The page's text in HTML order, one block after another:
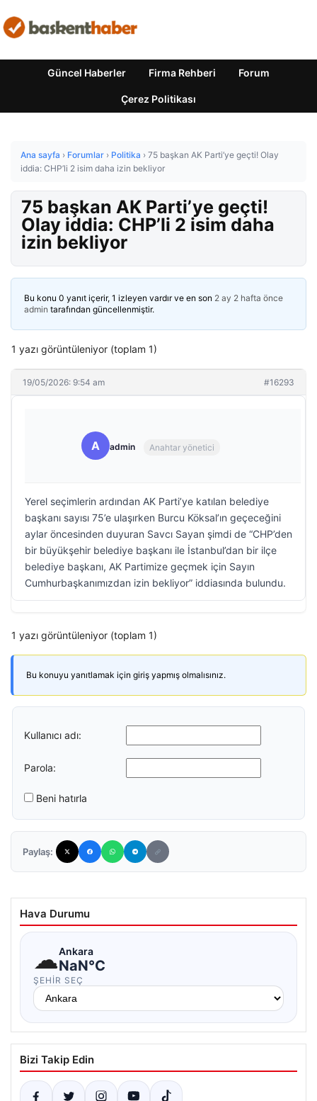
Güncel Haberler Firma Rehberi Forum
Çerez Politikası
Ana sayfa › Forumlar › Politika › 75 başkan AK Parti’ye geçti! Olay
iddia: CHP’li 2 isim daha izin bekliyor
75 başkan AK Parti’ye geçti!
Olay iddia: CHP’li 2 isim daha
izin bekliyor
Bu konu 0 yanıt içerir, 1 izleyen vardır ve en son 2 ay 2 hafta önce
admin tarafından güncellenmiştir.
1 yazı görüntüleniyor (toplam 1)
19/05/2026: 9:54 am #16293
A admin Anahtar yönetici
Yerel seçimlerin ardından AK Parti’ye katılan belediye
başkanı sayısı 75’e ulaşırken Burcu Köksal’ın geçeceğini
aylar öncesinden duyuran Savcı Sayan şimdi de “CHP’den
bir büyükşehir belediye başkanı ile İstanbul’dan bir ilçe
belediye başkanı, AK Partimize geçmek için Sayın
Cumhurbaşkanımızdan izin bekliyor” iddiasında bulundu.
1 yazı görüntüleniyor (toplam 1)
Bu konuyu yanıtlamak için giriş yapmış olmalısınız.
Kullanıcı adı:
Parola:
Beni hatırla
Paylaş:
Hava Durumu
☁Ankara
NaN°C
ŞEHIR SEÇ
Bizi Takip Edin